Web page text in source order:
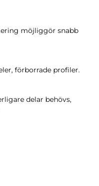
möjliggör snabb
förborrade profiler.
delar behövs,